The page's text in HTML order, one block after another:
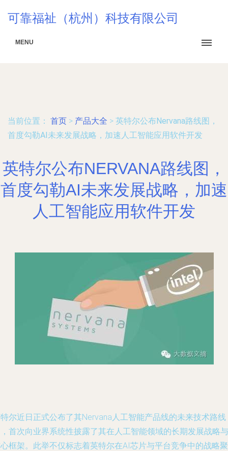
可靠福祉（杭州）科技有限公司
MENU
当前位置： 首页 > 产品大全 > 英特尔公布Nervana路线图，
首度勾勒AI未来发展战略，加速人工智能应用软件开发
英特尔公布NERVANA路线图，
首度勾勒AI未来发展战略，加速
人工智能应用软件开发
尔近日正式公布了其Nervana人工智能产品线的未来技术路线
首次向业界系统性披露了其在人工智能领域的长期发展战略与
框架。此举不仅标志着英特尔在AI芯片与平台竞争中的战略聚